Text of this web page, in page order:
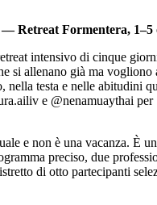
Retreat Formentera, 1–5
intensivo di cinque
si allenano già ma vogliono
nella testa e nelle abitudini
e @nenamuaythai per
e non è una vacanza. È
preciso, due
di otto partecipanti